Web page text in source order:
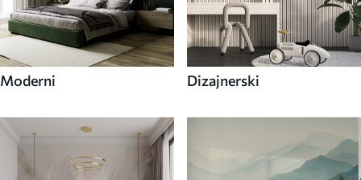
Moderni Dizajnerski